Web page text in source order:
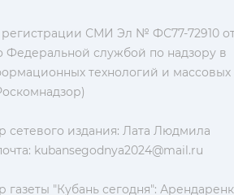
регистрации СМИ Эл № ФС77-72910
Федеральной службой по надзору в
технологий и массовых
сетевого издания: Лата Людмила
kubansegodnya2024@mail.ru
газеты "Кубань сегодня":